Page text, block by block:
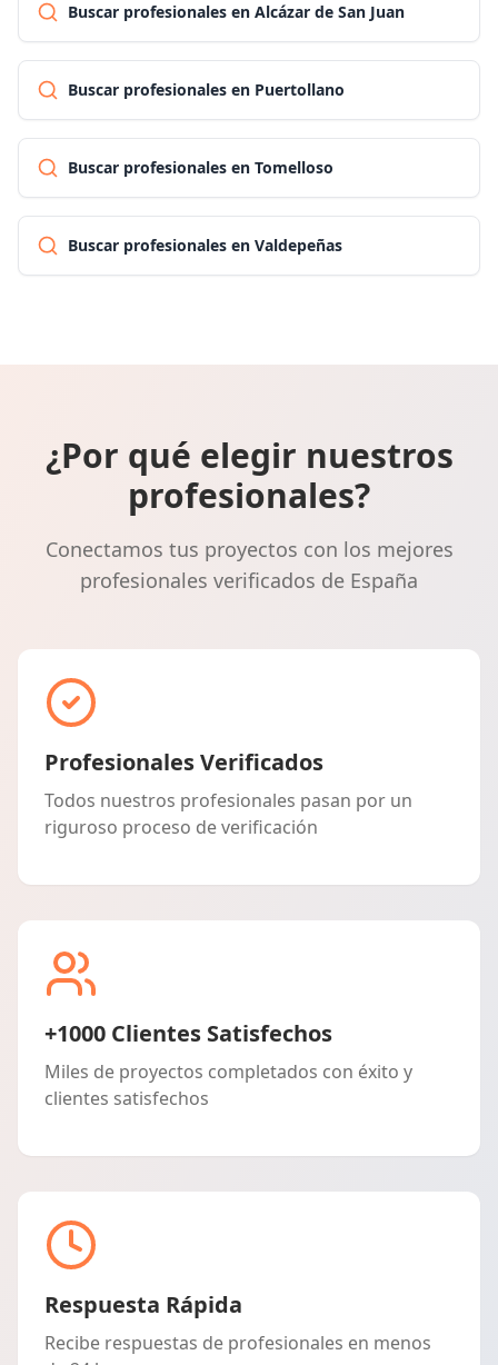
Buscar profesionales en Alcázar de San Juan
Buscar profesionales en Puertollano
Buscar profesionales en Tomelloso
Buscar profesionales en Valdepeñas
¿Por qué elegir nuestros
profesionales?
Conectamos tus proyectos con los mejores
profesionales verificados de España
Profesionales Verificados
Todos nuestros profesionales pasan por un
riguroso proceso de verificación
+1000 Clientes Satisfechos
Miles de proyectos completados con éxito y
clientes satisfechos
Respuesta Rápida
Recibe respuestas de profesionales en menos